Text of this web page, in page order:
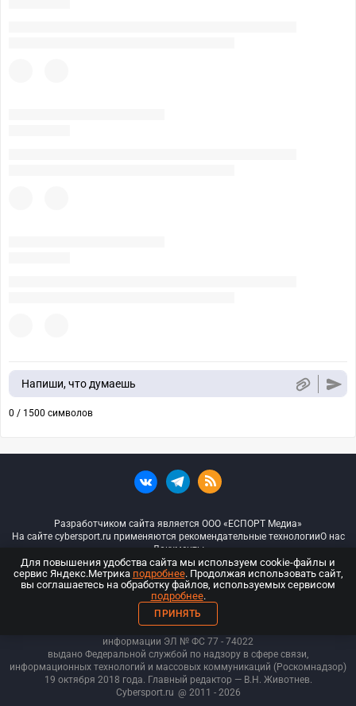
Напиши, что думаешь
0 / 1500 символов
Разработчиком сайта является ООО «ЕСПОРТ Медиа»
На сайте cybersport.ru применяются рекомендательные технологииО нас
Документы
© ООО «Киберспорт.ру» — Все права защищены
18+
ООО «Киберспорт.ру». Свидетельство о регистрации средств массовой
информации ЭЛ № ФС 77 - 74022
выдано Федеральной службой по надзору в сфере связи,
информационных технологий и массовых коммуникаций (Роскомнадзор)
19 октября 2018 года. Главный редактор — В.Н. Животнев.
Cybersport.ru @ 2011 - 2026
Для повышения удобства сайта мы используем cookie-файлы и
сервис Яндекс.Метрика подробнее. Продолжая использовать сайт,
вы соглашаетесь на обработку файлов, используемых сервисом
подробнее.
ПРИНЯТЬ